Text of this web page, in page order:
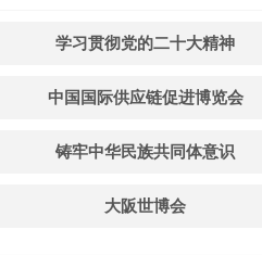
学习贯彻党的二十大精神
中国国际供应链促进博览会
铸牢中华民族共同体意识
大阪世博会